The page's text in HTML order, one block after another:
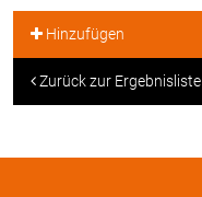
Hinzufügen
Zurück zur Ergebnisliste